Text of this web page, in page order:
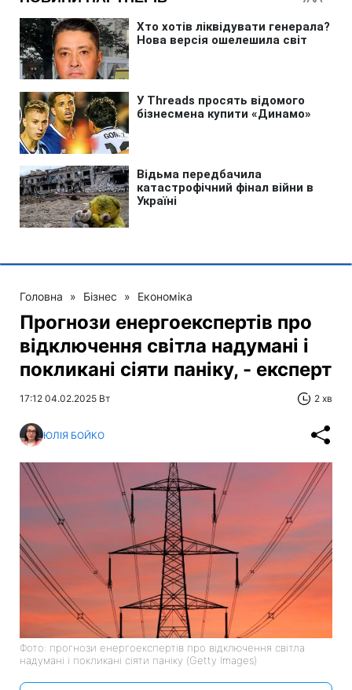
Головна » Бізнес » Економіка
Прогнози енергоекспертів про
відключення світла надумані і
покликані сіяти паніку, - експерт
17:12 04.02.2025 Вт 2 хв
ЮЛІЯ БОЙКО
Фото: прогнози енергоекспертів про відключення світла
надумані і покликані сіяти паніку (Getty Images)